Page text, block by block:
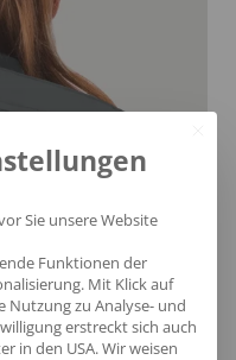
Sie unsere Website
Funktionen der
Mit Klick auf
Nutzung zu Analyse- und
erstreckt sich auch
in den USA. Wir weisen